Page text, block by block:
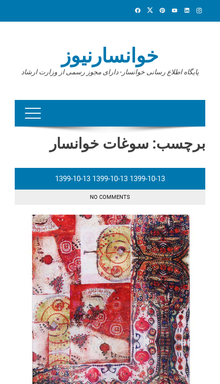
خوانسارنیوز
پایگاه اطلاع رسانی خوانسار- دارای مجوز رسمی از وزارت ارشاد
برچسب: سوغات خوانسار
1399-10-13 1399-10-13 1399-10-13
NO COMMENTS